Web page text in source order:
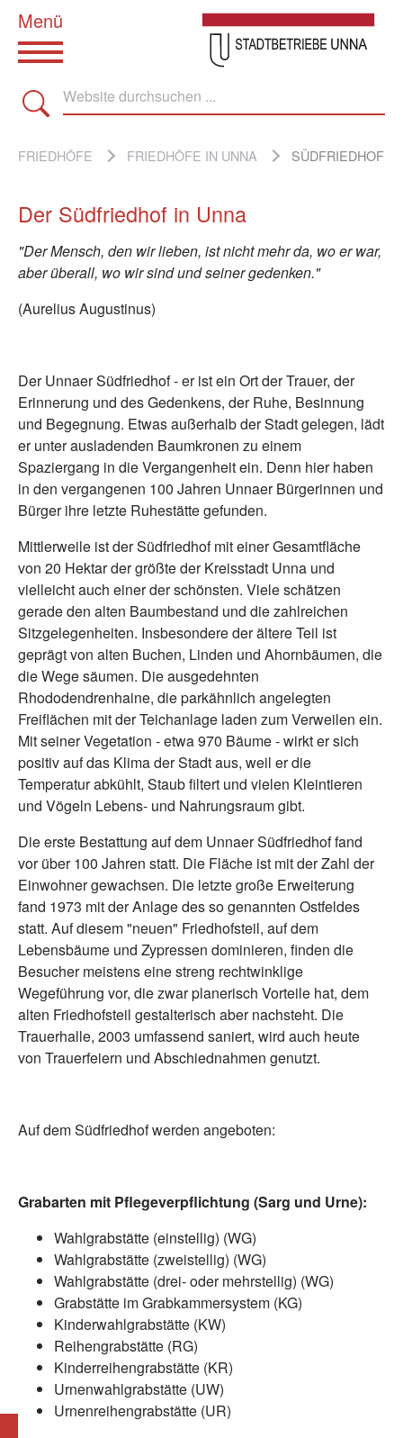
Zum Hauptinhalt springen
FRIEDHÖFE FRIEDHÖFE IN UNNA SÜDFRIEDHOF
Der Südfriedhof in Unna
"Der Mensch, den wir lieben, ist nicht mehr da, wo er war,
aber überall, wo wir sind und seiner gedenken."
(Aurelius Augustinus)
Der Unnaer Südfriedhof - er ist ein Ort der Trauer, der
Erinnerung und des Gedenkens, der Ruhe, Besinnung
und Begegnung. Etwas außerhalb der Stadt gelegen, lädt
er unter ausladenden Baumkronen zu einem
Spaziergang in die Vergangenheit ein. Denn hier haben
in den vergangenen 100 Jahren Unnaer Bürgerinnen und
Bürger ihre letzte Ruhestätte gefunden.
Mittlerweile ist der Südfriedhof mit einer Gesamtfläche
von 20 Hektar der größte der Kreisstadt Unna und
vielleicht auch einer der schönsten. Viele schätzen
gerade den alten Baumbestand und die zahlreichen
Sitzgelegenheiten. Insbesondere der ältere Teil ist
geprägt von alten Buchen, Linden und Ahornbäumen, die
die Wege säumen. Die ausgedehnten
Rhododendrenhaine, die parkähnlich angelegten
Freiflächen mit der Teichanlage laden zum Verweilen ein.
Mit seiner Vegetation - etwa 970 Bäume - wirkt er sich
positiv auf das Klima der Stadt aus, weil er die
Temperatur abkühlt, Staub filtert und vielen Kleintieren
und Vögeln Lebens- und Nahrungsraum gibt.
Die erste Bestattung auf dem Unnaer Südfriedhof fand
vor über 100 Jahren statt. Die Fläche ist mit der Zahl der
Einwohner gewachsen. Die letzte große Erweiterung
fand 1973 mit der Anlage des so genannten Ostfeldes
statt. Auf diesem "neuen" Friedhofsteil, auf dem
Lebensbäume und Zypressen dominieren, finden die
Besucher meistens eine streng rechtwinklige
Wegeführung vor, die zwar planerisch Vorteile hat, dem
alten Friedhofsteil gestalterisch aber nachsteht. Die
Trauerhalle, 2003 umfassend saniert, wird auch heute
von Trauerfeiern und Abschiednahmen genutzt.
Auf dem Südfriedhof werden angeboten:
Grabarten mit Pflegeverpflichtung (Sarg und Urne):
Wahlgrabstätte (einstellig) (WG)
Wahlgrabstätte (zweistellig) (WG)
Wahlgrabstätte (drei- oder mehrstellig) (WG)
Grabstätte im Grabkammersystem (KG)
Kinderwahlgrabstätte (KW)
Reihengrabstätte (RG)
Kinderreihengrabstätte (KR)
Urnenwahlgrabstätte (UW)
Urnenreihengrabstätte (UR)